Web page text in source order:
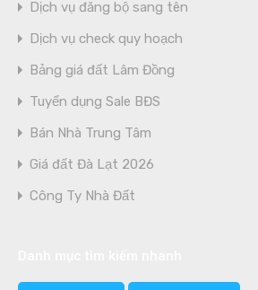
Dịch vụ đăng bộ sang tên
Dịch vụ check quy hoạch
Bảng giá đất Lâm Đồng
Tuyển dụng Sale BĐS
Bán Nhà Trung Tâm
Giá đất Đà Lạt 2026
Công Ty Nhà Đất